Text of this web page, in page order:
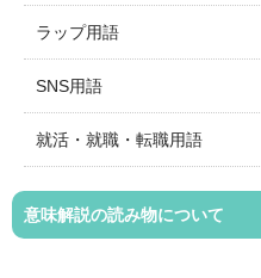
ラップ用語
SNS用語
就活・就職・転職用語
意味解説の読み物について